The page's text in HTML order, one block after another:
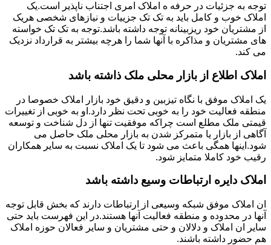
توجه به جزئیات در حرفه ه املاک امری اجتناب ناپذیر است.یک
املاک خوب و کامل باید به تک تک جزییات و نیازهای شخصی هریک
از مشتریان خود ریزبینانه توجه داشته باشد.توجه به تک تک خواسته
های مشتریان و مذاکره با آنها شما را هرچه بیشتر به قرارداد نزدیک
می کند.
املاک اطلاع از بازار محلی ملک ذاشته باشد
یک املاک موفق با نگاه تیزبین و دقیق خود بازار املاک خصوصا در
منطقه فعالیت خود را به خوبی تحت نظر دارد.او به خوبی از تغییرات
قیمتی ملک مطلع است چراکه موفقیت تنها از دل شناخت و توسعه
آگاهی از بازار یا متمرکز شدن به بازار محلی ملک حاصل می
شود.اینها همگی باعث می شود تا یک املاک نسبت به سایر همکاران
رقیب خود کاملا متمایز شود.
املاک دایره ارتباطات وسیع داشته باشد
ان املاک موفق شبکه وسیعی از ارتباطات دارند که بخش قابل توجه
آنها در محدوده و منطقه فعالیت آنها هستند.در این فهرست باید حتی
سایر ان املاک و دلالان و حتی مشتریان و سایر فعالان حوزه املاک
هم حضور داشته باشند.